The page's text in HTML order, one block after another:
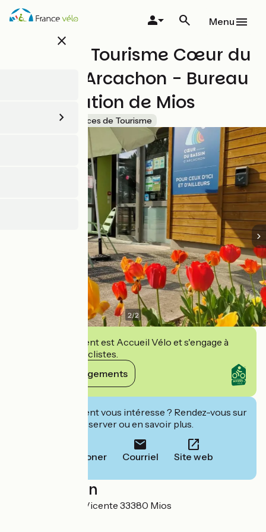
Aller
au
close
Menu
Office de Tourisme Cœur du
Bassin d'Arcachon - Bureau
d'information de Mios
Accueil Vélo Offices de Tourisme
2/2
Cet établissement est Accueil Vélo et s'engage à
accueillir des cyclistes.
Voir ses engagements
Cet établissement vous intéresse ? Rendez-vous sur
leur site pour réserver ou en savoir plus.
Téléphoner Courriel Site web
Localisation
1 allée Val de San Vicente 33380 Mios